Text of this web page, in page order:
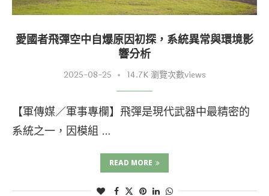
愛國者飛彈空中自爆原因初探，系統異常與環境影
響分析
2025-08-25 14.7K 瀏覽次數views
【軍傳媒／軍事專欄】飛彈是現代武器中最精密的
系統之一，因模組 …
READ MORE